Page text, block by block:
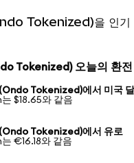
Tokenized)을 인기
Tokenized) 오늘의 환전
Tokenized)에서 미국 달
$18.65와 같음
Tokenized)에서 유로
€16.18와 같음